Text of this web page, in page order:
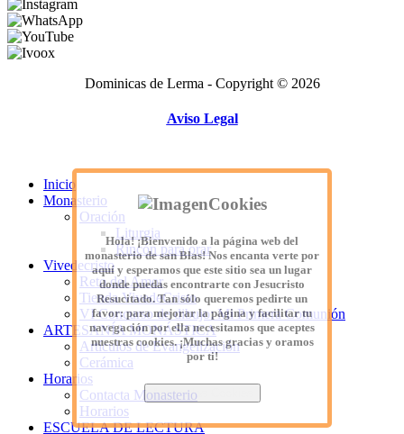
Dominicas de Lerma - Copyright © 2026
Aviso Legal
Inicio
Monasterio
Oración
Liturgia
Rincón para orar
Vivedecristo
Reto del Amor
Tienda VivedeCristo
VI Concurso de dibujo: Mi Primera Comunión
ARTESANÍA MONÁSTICA
Artículos de Evangelización
Cerámica
Horarios
Contacta Monasterio
Horarios
ESCUELA DE LECTURA
Hola! ¡Bienvenido a la página web del
monasterio de san Blas! Nos encanta verte por
aquí y esperamos que este sitio sea un lugar
donde puedas encontrarte con Jesucristo
Resucitado. Tan sólo queremos pedirte un
favor: para mejorar la página y facilitar tu
navegación por ella necesitamos que aceptes
nuestras cookies. ¡Muchas gracias y oramos
por ti!
Acepto las Cookies